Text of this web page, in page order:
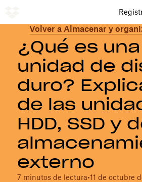
Volver a Almacenar y
¿Qué es una
unidad de
duro?
de las
HDD, SSD y
externo
7 minutos de lectura•11 de octubre